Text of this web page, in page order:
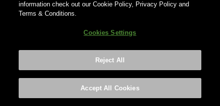
©2026 ANHEUSER-BUSCH INBEV
information check out our Cookie Policy, Privacy Policy and
Terms & Conditions.
Cookies Settings
Reject All
Accept All Cookies